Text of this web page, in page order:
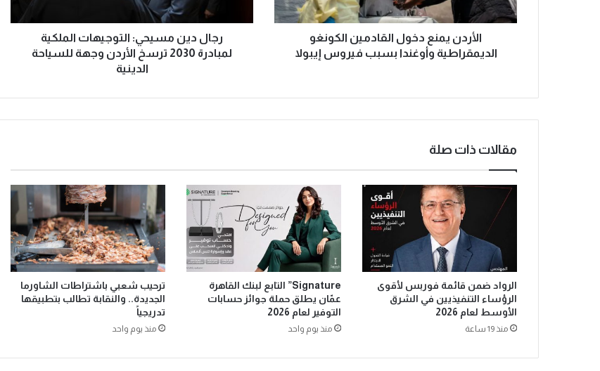
الأردن يمنع دخول القادمين الكونغو
الديمقراطية وأوغندا بسبب فيروس إيبولا
رجال دين مسيحي: التوجيهات الملكية
لمبادرة 2030 ترسخ الأردن وجهة للسياحة
الدينية
مقالات ذات صلة
الرواد ضمن قائمة فوربس لأقوى
الرؤساء التنفيذيين في الشرق
الأوسط لعام 2026
منذ 19 ساعة
Signature” التابع لبنك القاهرة
عمّان يطلق حملة جوائز حسابات
التوفير لعام 2026
منذ يوم واحد
ترحيب شعبي باشتراطات الشاورما
الجديدة.. والنقابة تطالب بتطبيقها
تدريجياً
منذ يوم واحد